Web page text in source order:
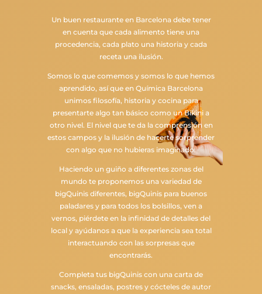
Un buen restaurante en Barcelona debe tener
en cuenta que cada alimento tiene una
procedencia, cada plato una historia y cada
receta una ilusión.
Somos lo que comemos y somos lo que hemos
aprendido, así que en Química Barcelona
unimos filosofía, historia y cocina para
presentarte algo tan básico como un Bikini a
otro nivel. El nivel que te da la comprensión en
estos campos y la ilusión de hacerte sorprender
con algo que no hubieras imaginado.
Haciendo un guiño a diferentes zonas del
mundo te proponemos una variedad de
bigQuinis diferentes, bigQuinis para buenos
paladares y para todos los bolsillos, ven a
vernos, piérdete en la infinidad de detalles del
local y ayúdanos a que la experiencia sea total
interactuando con las sorpresas que
encontrarás.
Completa tus bigQuinis con una carta de
snacks, ensaladas, postres y cócteles de autor